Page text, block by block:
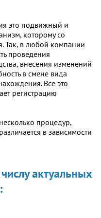
это подвижный и
которому со
Так, в любой компании
проведения
внесения изменений
в смене вида
Все это
регистрацию
процедур,
в зависимости
актуальных